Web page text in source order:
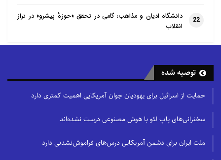
22
دانشگاه ادیان و مذاهب؛ گامی در تحقق «حوزهٔ پیشرو» در تراز
انقلاب
توصیه شده
حمایت از اسرائیل برای یهودیان جوان آمریکایی اهمیت کمتری دارد
سخنرانی‌های پاپ لئو با هوش مصنوعی درست نشده‌اند
ملت ایران برای دشمن آمریکایی درس‌های فراموش‌نشدنی دارد